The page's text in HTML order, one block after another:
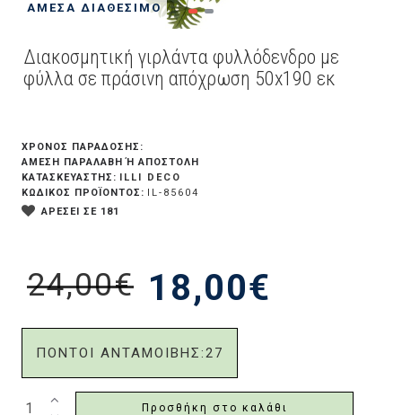
ΆΜΕΣΑ ΔΙΑΘΈΣΙΜΟ
Διακοσμητική γιρλάντα φυλλόδενδρο με
φύλλα σε πράσινη απόχρωση 50x190 εκ
18,00€
24,00€
ΠΟΝΤΟΙ ΑΝΤΑΜΟΙΒΗΣ:27
ΧΡΟΝΟΣ ΠΑΡΑΔΟΣΗΣ:
ΆΜΕΣΗ ΠΑΡΑΛΑΒΉ Ή ΑΠΟΣΤΟΛΉ
ΚΑΤΑΣΚΕΥΑΣΤΗΣ: ILLI DECO
ΚΩΔΙΚΟΣ ΠΡΟΪΟΝΤΟΣ: IL-85604
ΑΡΕΣΕΙ ΣΕ 181
Προσθήκη στο καλάθι